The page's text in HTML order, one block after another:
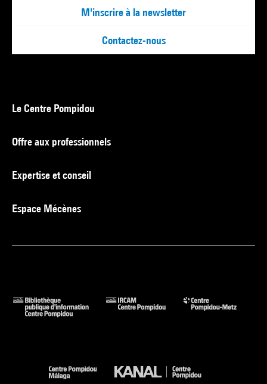
M'inscrire à la newsletter
Contactez-nous
Le Centre Pompidou
Offre aux professionnels
Expertise et conseil
Espace Mécènes